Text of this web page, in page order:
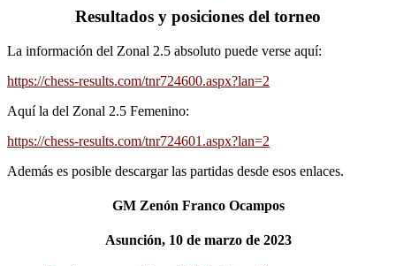
Resultados y posiciones del torneo
La información del Zonal 2.5 absoluto puede verse aquí:
https://chess-results.com/tnr724600.aspx?lan=2
Aquí la del Zonal 2.5 Femenino:
https://chess-results.com/tnr724601.aspx?lan=2
Además es posible descargar las partidas desde esos enlaces.
GM Zenón Franco Ocampos
Asunción, 10 de marzo de 2023